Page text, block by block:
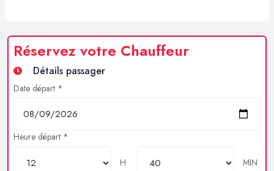
Réservez votre Chauffeur
Détails passager
Date départ *
Heure départ *
H
MIN